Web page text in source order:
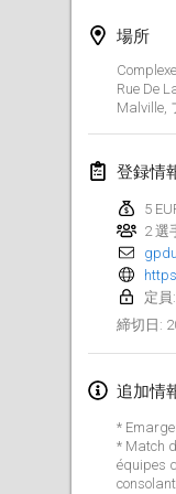
場所
Rue De
Malville,
登録情
5
2 選
定員
締切日 :
追加情
*
* Match
équipes
2025年2月
US